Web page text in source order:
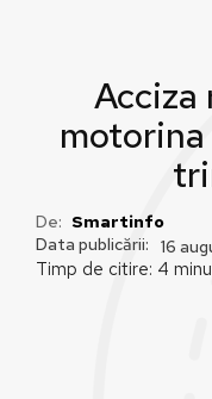
Acciza
De: Smartinfo
Data publicării:
16
Timp de citire: 4